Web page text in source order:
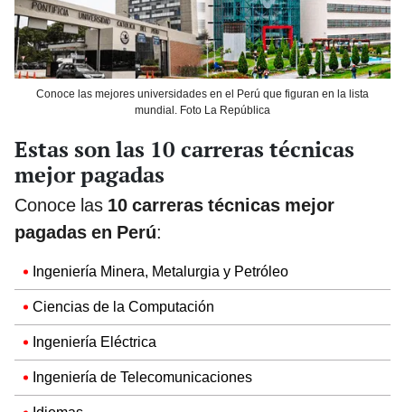
Conoce las mejores universidades en el Perú que figuran en la lista
mundial. Foto La República
Estas son las 10 carreras técnicas
mejor pagadas
Conoce las 10 carreras técnicas mejor
pagadas en Perú:
Ingeniería Minera, Metalurgia y Petróleo
Ciencias de la Computación
Ingeniería Eléctrica
Ingeniería de Telecomunicaciones